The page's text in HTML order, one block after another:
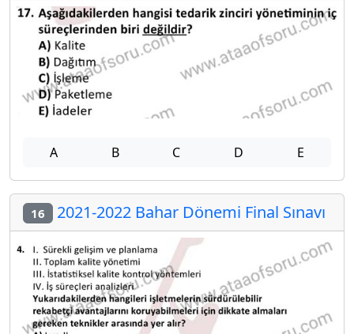
A B C D E
16 2021-2022 Bahar Dönemi Final Sınavı